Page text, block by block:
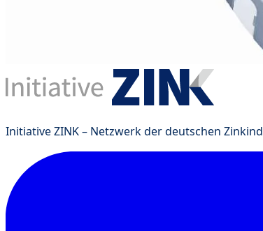
Initiative ZINK – Netzwerk der deutschen